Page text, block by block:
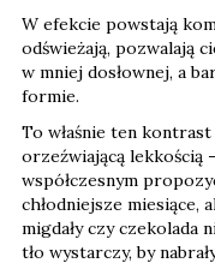
W efekcie powstają
odświeżają, pozwalają
w mniej dosłownej, a
formie.
To właśnie ten
orzeźwiającą lekkością
współczesnym
chłodniejsze miesiące,
migdały czy czekolada
tło wystarczy, by